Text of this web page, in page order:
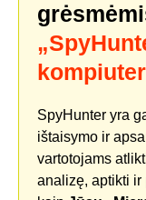
SpyHunter yra
ištaisymo ir
vartotojams
analizę, aptikti